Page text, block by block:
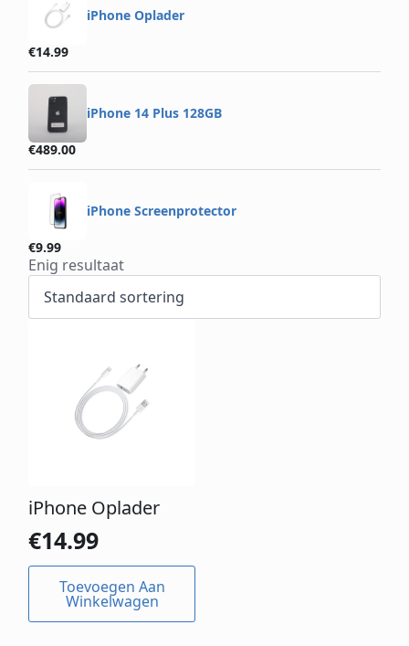
iPhone Oplader
€14.99
iPhone 14 Plus 128GB
€489.00
iPhone Screenprotector
€9.99
Enig resultaat
iPhone Oplader
€14.99
Toevoegen Aan
Winkelwagen